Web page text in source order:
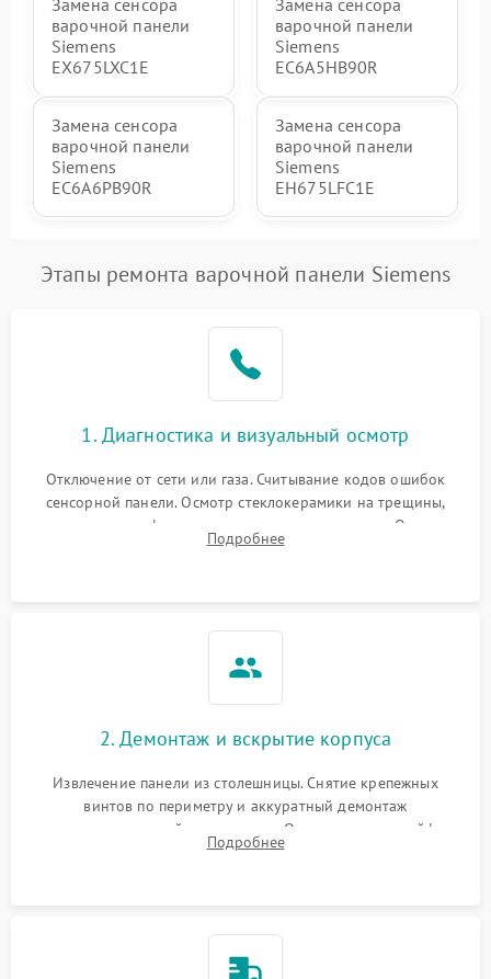
варочной панели
Siemens
EX675LXC1E
варочной панели
Siemens
EC6A5HB90R
Замена сенсора
варочной панели
Siemens
EC6A6PB90R
Замена сенсора
варочной панели
Siemens
EH675LFC1E
Этапы ремонта варочной панели Siemens
1. Диагностика и визуальный осмотр
Отключение от сети или газа. Считывание кодов ошибок
сенсорной панели. Осмотр стеклокерамики на трещины,
проверка конфорок на равномерность нагрева. Опрос
клиента о симптомах (не включается, не видит посуду,
Подробнее
2. Демонтаж и вскрытие корпуса
Извлечение панели из столешницы. Снятие крепежных
винтов по периметру и аккуратный демонтаж
стеклокерамической поверхности. Отсоединение шлейфов
сенсорного блока для доступа к силовым платам, катушкам
Подробнее